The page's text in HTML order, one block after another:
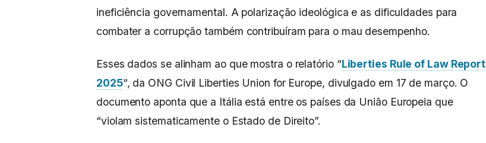
ineficiência governamental. A polarização ideológica e as dificuldades para
combater a corrupção também contribuíram para o mau desempenho.
Esses dados se alinham ao que mostra o relatório “Liberties Rule of Law Report
2025“, da ONG Civil Liberties Union for Europe, divulgado em 17 de março. O
documento aponta que a Itália está entre os países da União Europeia que
“violam sistematicamente o Estado de Direito”.